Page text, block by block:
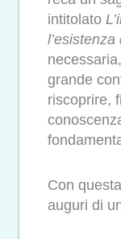
intitolato
grande
riscoprire,
Con
auguri di